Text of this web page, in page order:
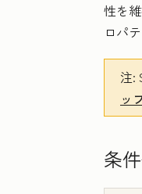
性を
ロパ
注:
ッ
条